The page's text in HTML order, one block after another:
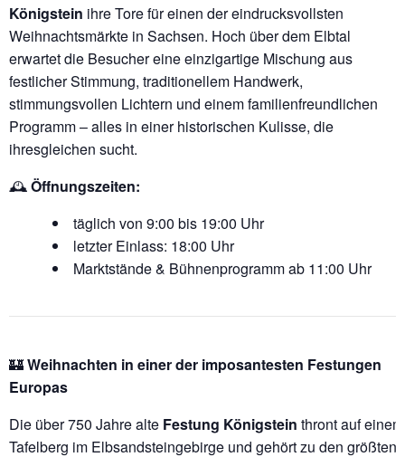
Königstein ihre Tore für einen der eindrucksvollsten
Weihnachtsmärkte in Sachsen. Hoch über dem Elbtal
erwartet die Besucher eine einzigartige Mischung aus
festlicher Stimmung, traditionellem Handwerk,
stimmungsvollen Lichtern und einem familienfreundlichen
Programm – alles in einer historischen Kulisse, die
ihresgleichen sucht.
🕰️Öffnungszeiten:
täglich von 9:00 bis 19:00 Uhr
letzter Einlass: 18:00 Uhr
Marktstände & Bühnenprogramm ab 11:00 Uhr
🏰Weihnachten in einer der imposantesten Festungen
Europas
Die über 750 Jahre alte Festung Königstein thront auf einem
Tafelberg im Elbsandsteingebirge und gehört zu den größten